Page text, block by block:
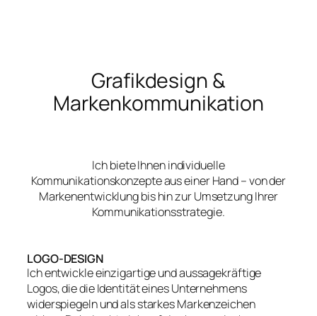
Grafikdesign &
Markenkommunikation
Ich biete Ihnen individuelle
Kommunikationskonzepte aus einer Hand – von der
Markenentwicklung bis hin zur Umsetzung Ihrer
Kommunikationsstrategie.
LOGO-DESIGN
Ich entwickle einzigartige und aussagekräftige
Logos, die die Identität eines Unternehmens
widerspiegeln und als starkes Markenzeichen